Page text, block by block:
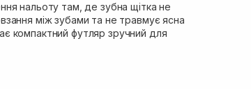
нальоту там, де зубна щітка не
між зубами та не травмує ясна
компактний футляр зручний для